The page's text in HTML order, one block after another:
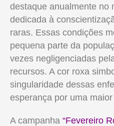
destaque anualmente no
dedicada à
raras. Essas condições
pequena parte da
vezes negligenciadas
recursos. A cor roxa
singularidade dessas
esperança por uma
A campanha “Fevereiro